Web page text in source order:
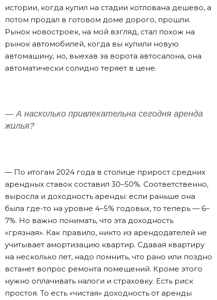
истории, когда купил на стадии котлована дешево, а
потом продал в готовом доме дорого, прошли.
Рынок новостроек, на мой взгляд, стал похож на
рынок автомобилей, когда вы купили новую
автомашину, но, выехав за ворота автосалона, она
автоматически солидно теряет в цене.
— А насколько привлекательна сегодня аренда
жилья?
— По итогам 2024 года в столице прирост средних
арендных ставок составил 30–50%. Соответственно,
выросла и доходность аренды: если раньше она
была где-то на уровне 4–5% годовых, то теперь — 6–
7%. Но важно понимать, что эта доходность
«грязная». Как правило, никто из арендодателей не
учитывает амортизацию квартир. Сдавая квартиру
на несколько лет, надо помнить, что рано или поздно
встанет вопрос ремонта помещений. Кроме этого
нужно оплачивать налоги и страховку. Есть риск
простоя. То есть «чистая» доходность от аренды